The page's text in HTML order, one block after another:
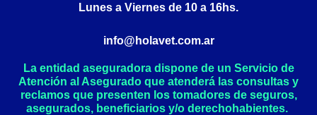
Lunes a Viernes de 10 a 16hs.
info@holavet.com.ar
La entidad aseguradora dispone de un Servicio de
Atención al Asegurado que atenderá las consultas y
reclamos que presenten los tomadores de seguros,
asegurados, beneficiarios y/o derechohabientes.